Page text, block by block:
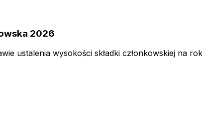
2026
ustalenia wysokości składki członkowskiej na